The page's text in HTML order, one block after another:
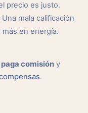
precio es justo.
Una mala calificación
en energía.
comisión y
.